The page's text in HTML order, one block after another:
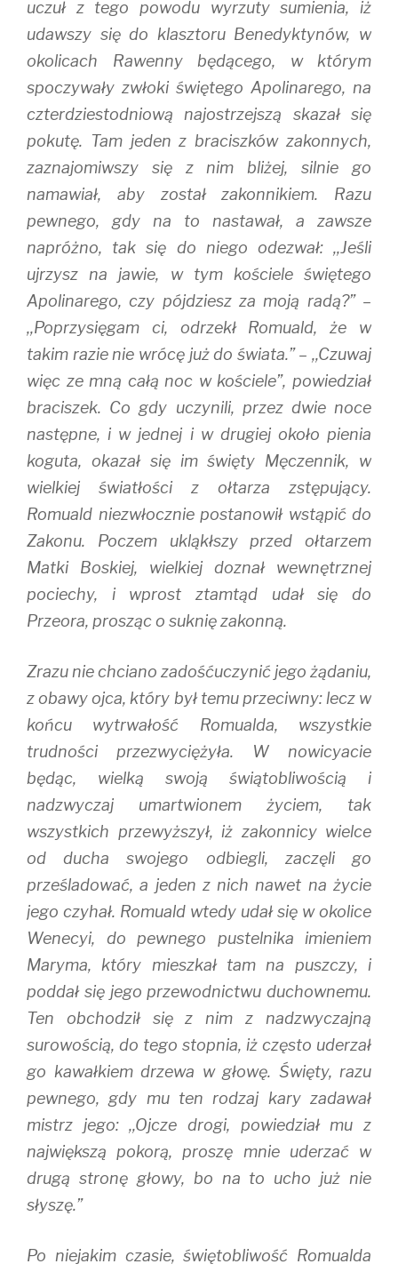
uczuł z tego powodu wyrzuty sumienia, iż
udawszy się do klasztoru Benedyktynów, w
okolicach Rawenny będącego, w którym
spoczywały zwłoki świętego Apolinarego, na
czterdziestodniową najostrzejszą skazał się
pokutę. Tam jeden z braciszków zakonnych,
zaznajomiwszy się z nim bliżej, silnie go
namawiał, aby został zakonnikiem. Razu
pewnego, gdy na to nastawał, a zawsze
napróżno, tak się do niego odezwał: ,,Jeśli
ujrzysz na jawie, w tym kościele świętego
Apolinarego, czy pójdziesz za moją radą?” –
,,Poprzysięgam ci, odrzekł Romuald, że w
takim razie nie wrócę już do świata.” – ,,Czuwaj
więc ze mną całą noc w kościele”, powiedział
braciszek. Co gdy uczynili, przez dwie noce
następne, i w jednej i w drugiej około pienia
koguta, okazał się im święty Męczennik, w
wielkiej światłości z ołtarza zstępujący.
Romuald niezwłocznie postanowił wstąpić do
Zakonu. Poczem ukląkłszy przed ołtarzem
Matki Boskiej, wielkiej doznał wewnętrznej
pociechy, i wprost ztamtąd udał się do
Przeora, prosząc o suknię zakonną.
Zrazu nie chciano zadośćuczynić jego żądaniu,
z obawy ojca, który był temu przeciwny: lecz w
końcu wytrwałość Romualda, wszystkie
trudności przezwyciężyła. W nowicyacie
będąc, wielką swoją świątobliwością i
nadzwyczaj umartwionem życiem, tak
wszystkich przewyższył, iż zakonnicy wielce
od ducha swojego odbiegli, zaczęli go
prześladować, a jeden z nich nawet na życie
jego czyhał. Romuald wtedy udał się w okolice
Wenecyi, do pewnego pustelnika imieniem
Maryma, który mieszkał tam na puszczy, i
poddał się jego przewodnictwu duchownemu.
Ten obchodził się z nim z nadzwyczajną
surowością, do tego stopnia, iż często uderzał
go kawałkiem drzewa w głowę. Święty, razu
pewnego, gdy mu ten rodzaj kary zadawał
mistrz jego: ,,Ojcze drogi, powiedział mu z
największą pokorą, proszę mnie uderzać w
drugą stronę głowy, bo na to ucho już nie
słyszę.”
Po niejakim czasie, świętobliwość Romualda